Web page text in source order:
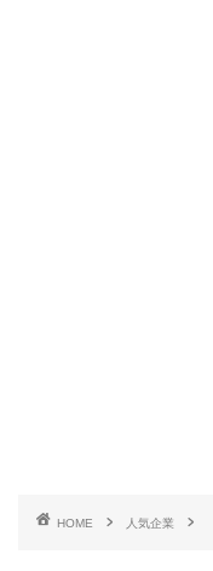
HOME 人気企業